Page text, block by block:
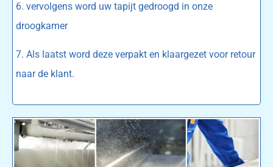
6. vervolgens word uw tapijt gedroogd in onze
droogkamer
7. Als laatst word deze verpakt en klaargezet voor retour
naar de klant.